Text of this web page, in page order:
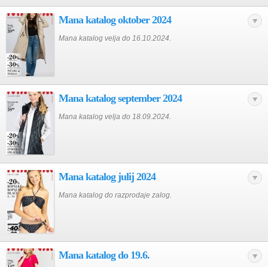
Mana katalog oktober 2024
Mana katalog velja do 16.10.2024.
Mana katalog september 2024
Mana katalog velja do 18.09.2024.
Mana katalog julij 2024
Mana katalog do razprodaje zalog.
Mana katalog do 19.6.